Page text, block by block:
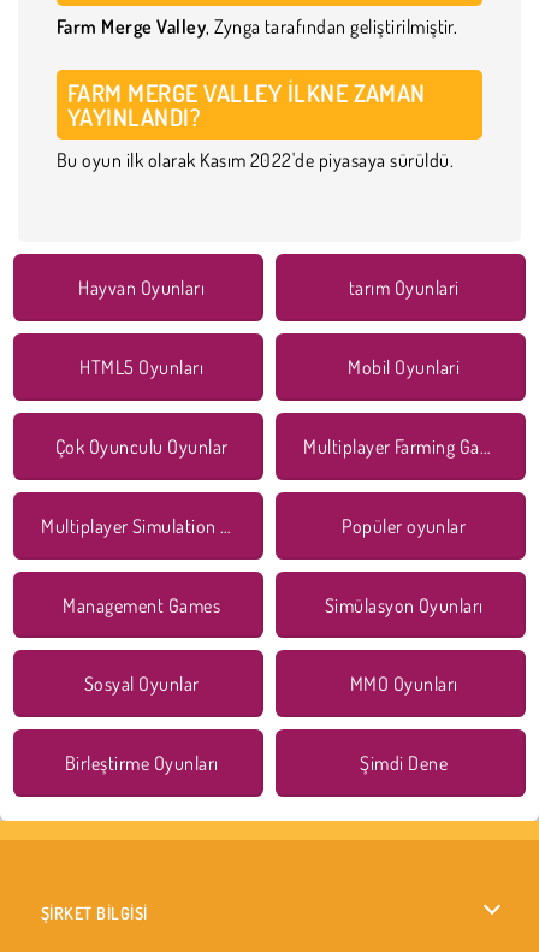
Farm Merge Valley, Zynga tarafından geliştirilmiştir.
FARM MERGE VALLEY ILKNE ZAMAN
YAYINLANDI?
Bu oyun ilk olarak Kasım 2022'de piyasaya sürüldü.
Hayvan Oyunları tarım Oyunlari
HTML5 Oyunları Mobil Oyunlari
Çok Oyunculu Oyunlar Multiplayer Farming Games
Multiplayer Simulation Games Popüler oyunlar
Management Games Simülasyon Oyunları
Sosyal Oyunlar MMO Oyunları
Birleştirme Oyunları Şimdi Dene
ŞİRKET BİLGİSİ